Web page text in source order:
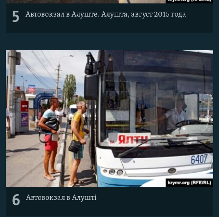
5 Автовокзал в Алуште. Алушта, август 2015 года
6 Автовокзал в Алушті